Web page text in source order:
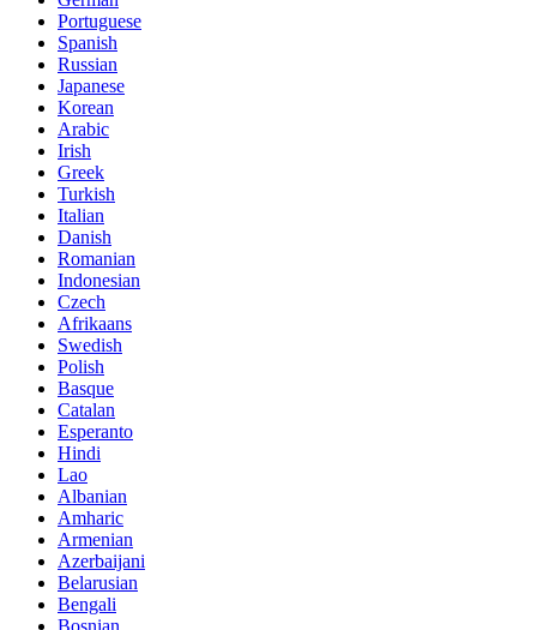
Portuguese
Spanish
Russian
Japanese
Korean
Arabic
Irish
Greek
Turkish
Italian
Danish
Romanian
Indonesian
Czech
Afrikaans
Swedish
Polish
Basque
Catalan
Esperanto
Hindi
Lao
Albanian
Amharic
Armenian
Azerbaijani
Belarusian
Bengali
Bosnian